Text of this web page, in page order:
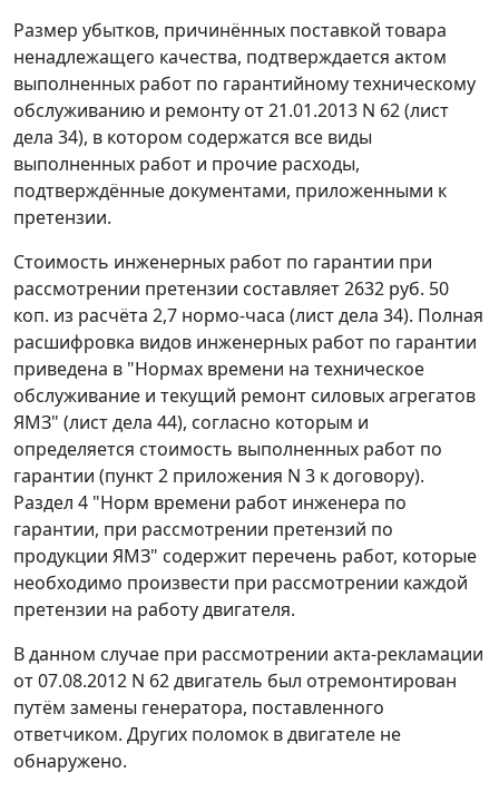
Размер убытков, причинённых поставкой товара
ненадлежащего качества, подтверждается актом
выполненных работ по гарантийному техническому
обслуживанию и ремонту от 21.01.2013 N 62 (лист
дела 34), в котором содержатся все виды
выполненных работ и прочие расходы,
подтверждённые документами, приложенными к
претензии.
Стоимость инженерных работ по гарантии при
рассмотрении претензии составляет 2632 руб. 50
коп. из расчёта 2,7 нормо-часа (лист дела 34). Полная
расшифровка видов инженерных работ по гарантии
приведена в "Нормах времени на техническое
обслуживание и текущий ремонт силовых агрегатов
ЯМЗ" (лист дела 44), согласно которым и
определяется стоимость выполненных работ по
гарантии (пункт 2 приложения N 3 к договору).
Раздел 4 "Норм времени работ инженера по
гарантии, при рассмотрении претензий по
продукции ЯМЗ" содержит перечень работ, которые
необходимо произвести при рассмотрении каждой
претензии на работу двигателя.
В данном случае при рассмотрении акта-рекламации
от 07.08.2012 N 62 двигатель был отремонтирован
путём замены генератора, поставленного
ответчиком. Других поломок в двигателе не
обнаружено.